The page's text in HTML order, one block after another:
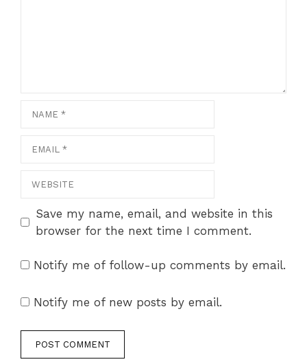
Save my name, email, and website in this
browser for the next time I comment.
Notify me of follow-up comments by email.
Notify me of new posts by email.